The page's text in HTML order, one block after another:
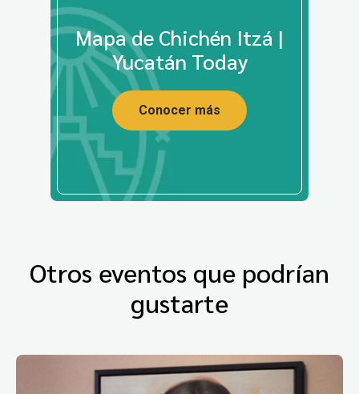
Mapa de Chichén Itzá |
Yucatán Today
Conocer más
Otros eventos que podrían
gustarte